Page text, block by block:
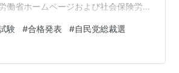
働省ホームページおよび社会保険労務
証書を簡易書留で発送 10月下旬：官
を公告（官報は後日掲載） ｘのポス
日は社会保険労務士試験の合格発表
験 #合格発表 #自民党総裁選